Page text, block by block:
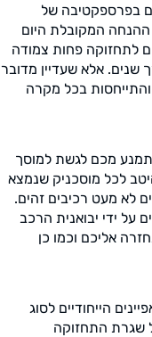
בפרספקטיבה של
ההנחה המקובלת היום
לתחזוקה פחות צמודה
אלא שעדיין מדובר
והתייחסות בכל מקרה
מכם לגשת למוסך
לכל מוסכניק שנמצא
לא מעט רכיבים זהים.
על ידי יבואנית הרכב
אליכם וכמו כן
הייחודיים לסוג
שגרת התחזוקה